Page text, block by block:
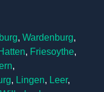
, Wardenburg,
, Friesoythe,
,
, Lingen, Leer,